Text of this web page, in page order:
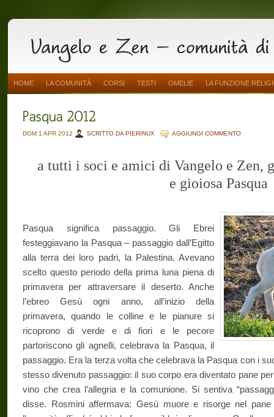
HOME LA COMUNITÀ CORSI TESTI OMELIE LA FUNZIONE
DOM 1 APR 2012 SCRITTO DA PIERINUX AGGIUNGI COMMENTO
a tutti i soci e amici di Vangelo e Zen,
e gioiosa Pasqua
Pasqua significa passaggio. Gli Ebrei
festeggiavano la Pasqua – passaggio dall’Egitto
alla terra dei loro padri, la Palestina. Avevano
scelto questo periodo della prima luna piena di
primavera per attraversare il deserto. Anche
l’ebreo Gesù ogni anno, all’inizio della
primavera, quando le colline e le pianure si
ricoprono di verde e di fiori e le pecore
partoriscono gli agnelli, celebrava la Pasqua, il
passaggio. Era la terza volta che celebrava la Pasqua con i
stesso divenuto passaggio: il suo corpo era diventato pane
vino che crea l’allegria e la comunione. Si sentiva
disse. Rosmini affermava: Gesù muore e risorge nel